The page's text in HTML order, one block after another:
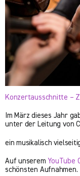
Konzertausschnitte –
Im März dieses Jahr
unter der Leitung von
ein musikalisch
Auf unserem YouTube
schönsten Aufnahmen.